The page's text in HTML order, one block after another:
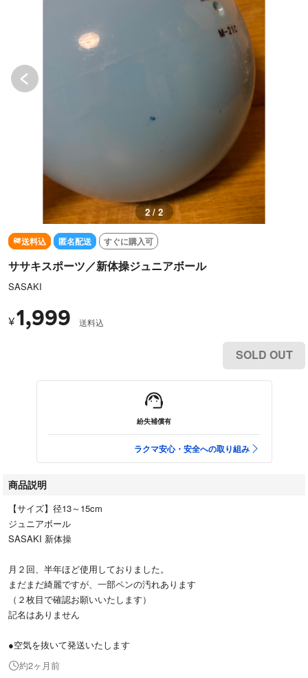
2 / 2
送料込 匿名配送 すぐに購入可
ササキスポーツ／新体操ジュニアボール
SASAKI
¥1,999 送料込
SOLD OUT
紛失補償有
ラクマ安心・安全への取り組み
商品説明
【サイズ】径13～15cm
ジュニアボール
SASAKI 新体操
月２回、半年ほど使用しておりました。
まだまだ綺麗ですが、一部ペンの汚れあります
（２枚目で確認お願いいたします）
記名はありません
●空気を抜いて発送いたします
約2ヶ月前